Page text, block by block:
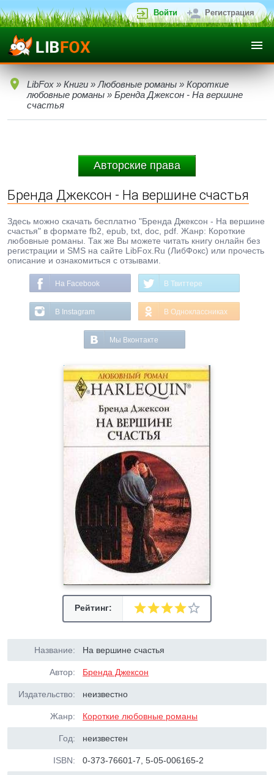
Войти Регистрация
LibFox » Книги » Любовные романы » Короткие
любовные романы » Бренда Джексон - На вершине
счастья
Авторские права
Бренда Джексон - На вершине счастья
Здесь можно скачать бесплатно "Бренда Джексон - На вершине
счастья" в формате fb2, epub, txt, doc, pdf. Жанр: Короткие
любовные романы. Так же Вы можете читать книгу онлайн без
регистрации и SMS на сайте LibFox.Ru (ЛибФокс) или прочесть
описание и ознакомиться с отзывами.
На Facebook В Твиттере
В Instagram В Одноклассниках
Мы Вконтакте
Рейтинг:
Название: На вершине счастья
Автор: Бренда Джексон
Издательство: неизвестно
Жанр: Короткие любовные романы
Год: неизвестен
ISBN: 0-373-76601-7, 5-05-006165-2